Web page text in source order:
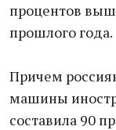
процентов
прошлого года.
Причем
машины
составила 90